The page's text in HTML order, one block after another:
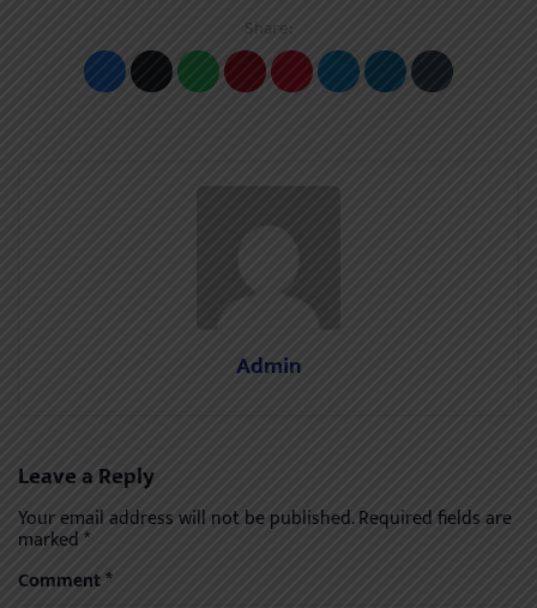
Share:
Admin
Leave a Reply
Your email address will not be published.Required fields are
marked*
Comment*